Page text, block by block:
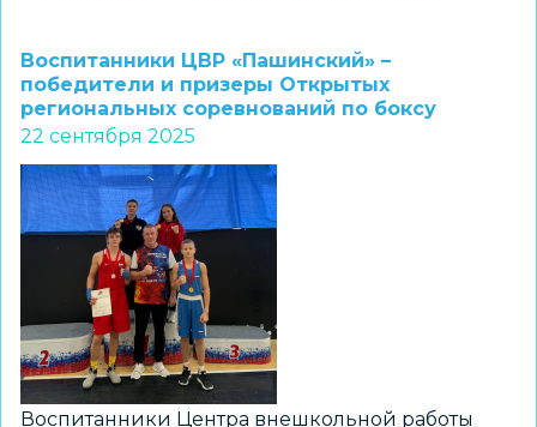
ЦДТ
Советского
района
приняли
участие
в
соревнованиях
по
спортивному
ориентированию
на
лыжах
Воспитанники ЦВР «Пашинский» –
победители и призеры Открытых
региональных соревнований по боксу
22 сентября 2025
Воспитанники Центра внешкольной работы